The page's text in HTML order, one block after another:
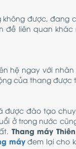
được, đang
đề liên quan
hệ ngay với
của thang được
được đào tạo
ở trong nước
Thang máy
máyđem lại cho